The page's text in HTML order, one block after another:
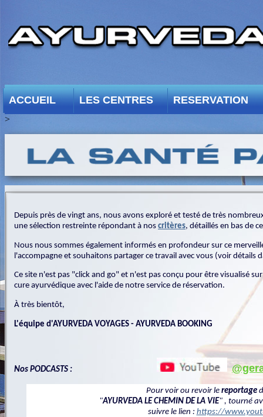
>
Depuis près de vingt ans, nous avons exploré et testé de très
une sélection restreinte répondant à nos critères, détaillés en bas de
Nous nous sommes également informés en profondeur sur ce
l'accompagne et souhaitons partager ce travail avec vous (voir détails
Ce site n'est pas "click and go" et n'est pas conçu pour être visualisé
cure ayurvédique avec l'aide de notre service de réservation.
À très bientôt,
L'équipe d'AYURVEDA VOYAGES - AYURVEDA BOOKING
Nos PODCASTS :
Pour voir ou revoir le reportage
"AYURVEDA LE CHEMIN DE LA VIE" , tourné
suivre le lien : https://
ACCUEIL LES CENTRES RESERVATION